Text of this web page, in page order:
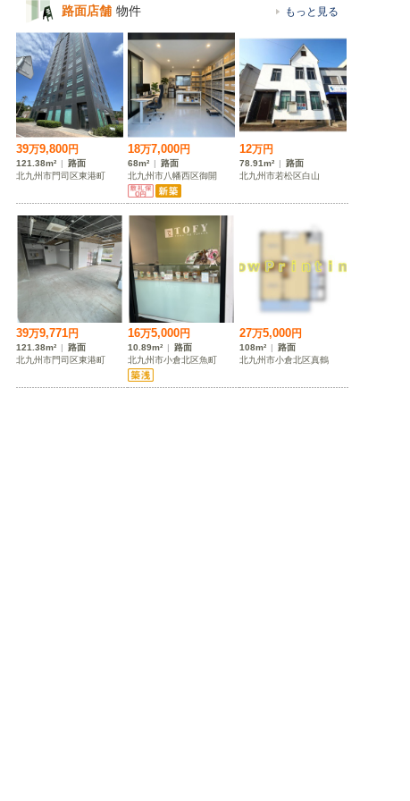
路面店舗 物件 もっと見る
39万9,800円
121.38m² | 路面
北九州市門司区東港町
18万7,000円
68m² | 路面
北九州市八幡西区御開
12万円
78.91m² | 路面
北九州市若松区白山
39万9,771円
121.38m² | 路面
北九州市門司区東港町
16万5,000円
10.89m² | 路面
北九州市小倉北区魚町
27万5,000円
108m² | 路面
北九州市小倉北区真鶴